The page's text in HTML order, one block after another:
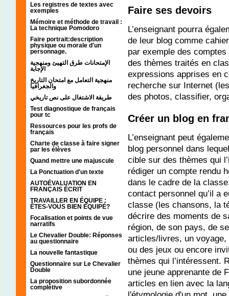
Les registres de textes avec
exemples
Mémoire et méthode de travail :
La technique Pomodoro
Faire portrait:description
physique ou morale d'un
personnage.
الإمتحانات طرق التهيئ ومنهجية
الإجابة
منهجية التعامل مع امتحان التاريخ
والجغرافيا
طريقة الاشتغال على نص تاريخي
Test diagnostique de français
pour tc
Ressources pour les profs de
français
Charte de classe à faire signer
par les élèves
Quand mettre une majuscule
La Ponctuation d'un texte
AUTOÉVALUATION EN
FRANÇAIS ÉCRIT
TRAVAILLER EN ÉQUIPE :
ÊTES-VOUS BIEN ÉQUIPÉ?
Focalisation et points de vue
narratifs
Le Chevalier Double: Réponses
au questionnaire
La nouvelle fantastique
Questionnaire sur Le Chevalier
Double
La proposition subordonnée
complétive
Faire ses devoirs
L’enseignant pourra
de leur blog comme
par exemple des
des thèmes traités en
expressions apprises en
recherche sur Internet
des photos, classifier,
Créer un blog en
L’enseignant peut
blog personnel dans
cible sur des thèmes qui
rédiger un compte rendu
dans le cadre de la
contact personnel qu’il a
classe (les chansons, la
décrire des moments de
région, de son pays, de
articles/livres, un
ou des jeux ou encore
thèmes qui l’intéressent.
une jeune apprenante de
articles en lien avec la